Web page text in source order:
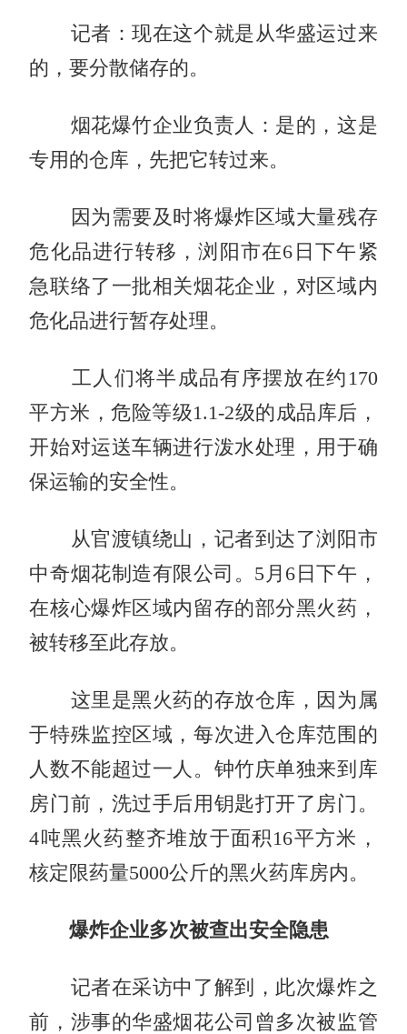
记者：现在这个就是从华盛运过来
的，要分散储存的。
烟花爆竹企业负责人：是的，这是
专用的仓库，先把它转过来。
因为需要及时将爆炸区域大量残存
危化品进行转移，浏阳市在6日下午紧
急联络了一批相关烟花企业，对区域内
危化品进行暂存处理。
工人们将半成品有序摆放在约170
平方米，危险等级1.1-2级的成品库后，
开始对运送车辆进行泼水处理，用于确
保运输的安全性。
从官渡镇绕山，记者到达了浏阳市
中奇烟花制造有限公司。5月6日下午，
在核心爆炸区域内留存的部分黑火药，
被转移至此存放。
这里是黑火药的存放仓库，因为属
于特殊监控区域，每次进入仓库范围的
人数不能超过一人。钟竹庆单独来到库
房门前，洗过手后用钥匙打开了房门。
4吨黑火药整齐堆放于面积16平方米，
核定限药量5000公斤的黑火药库房内。
爆炸企业多次被查出安全隐患
记者在采访中了解到，此次爆炸之
前，涉事的华盛烟花公司曾多次被监管